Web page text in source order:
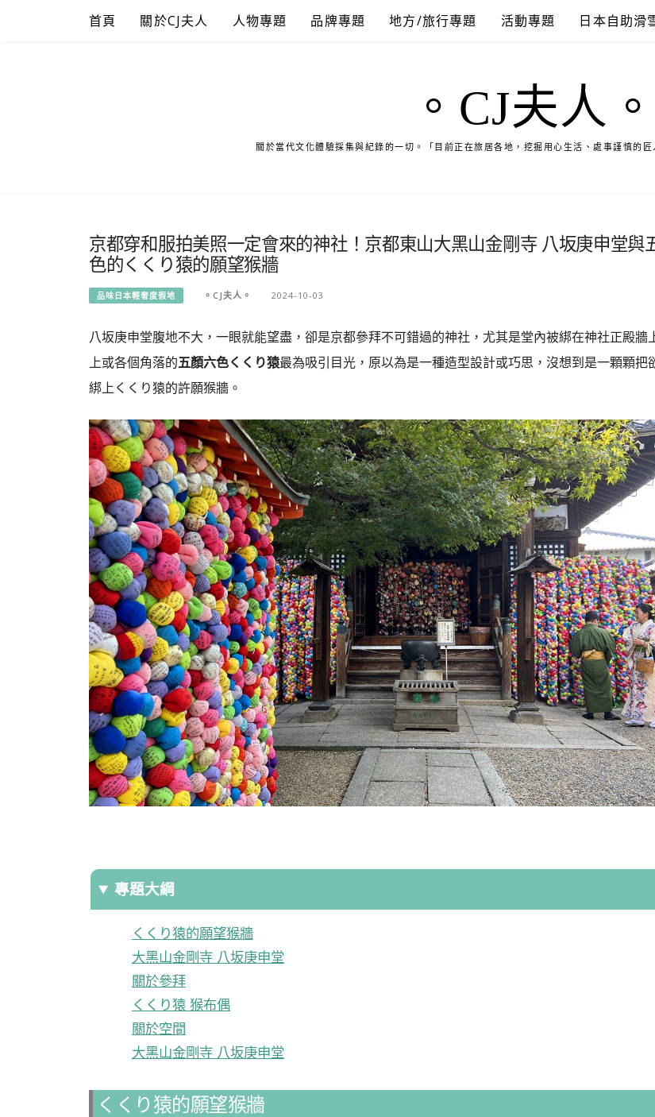
首頁 關於CJ夫人 人物專題 品牌專題 地方/旅行專題 活動專題 日本自助滑
。CJ夫人。
關於當代文化體驗採集與紀錄的一切。「目前正在旅居各地，挖掘用心生活、處事謹慎的匠
京都穿和服拍美照一定會來的神社！京都東山大黑山金剛寺 八坂庚申堂與
色的くくり猿的願望猴牆
品味日本輕奢度假地 。CJ夫人。 2024-10-03
八坂庚申堂腹地不大，一眼就能望盡，卻是京都參拜不可錯過的神社，尤其是堂內被綁在神社正殿牆
上或各個角落的五顏六色くくり猿最為吸引目光，原以為是一種造型設計或巧思，沒想到是一顆顆把
綁上くくり猿的許願猴牆。
專題大綱
くくり猿的願望猴牆
大黑山金剛寺 八坂庚申堂
關於參拜
くくり猿 猴布偶
關於空間
大黑山金剛寺 八坂庚申堂
くくり猿的願望猴牆